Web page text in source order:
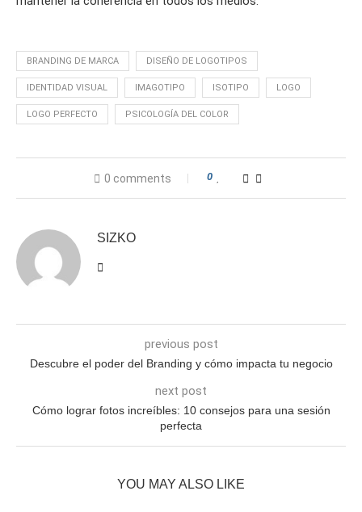
BRANDING DE MARCA DISEÑO DE LOGOTIPOS
IDENTIDAD VISUAL IMAGOTIPO ISOTIPO LOGO
LOGO PERFECTO PSICOLOGÍA DEL COLOR
0 comments 0
SIZKO
previous post
Descubre el poder del Branding y cómo impacta tu negocio
next post
Cómo lograr fotos increíbles: 10 consejos para una sesión
perfecta
YOU MAY ALSO LIKE